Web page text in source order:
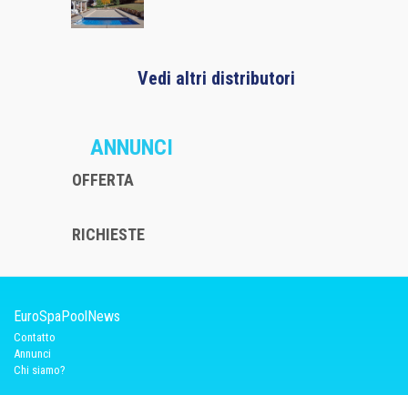
Vedi altri distributori
ANNUNCI
OFFERTA
RICHIESTE
EuroSpaPoolNews
Contatto
Annunci
Chi siamo?